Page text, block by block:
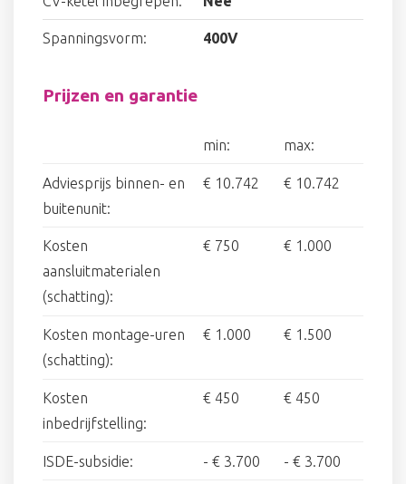
Spanningsvorm: 400V
Prijzen en garantie
min: max:
Adviesprijs binnen- en
buitenunit:
€ 10.742 € 10.742
Kosten
aansluitmaterialen
(schatting):
€ 750 € 1.000
Kosten montage-uren
(schatting):
€ 1.000 € 1.500
Kosten
inbedrijfstelling:
€ 450 € 450
ISDE-subsidie: - € 3.700 - € 3.700